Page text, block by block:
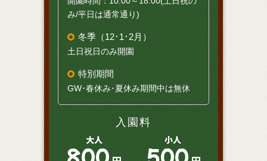
み/平日は通常通り)
冬季（12･1･2月）
土日祝日のみ開園
特別期間
GW･春休み･夏休み期間中は無休
入園料
大人
800
小人
500